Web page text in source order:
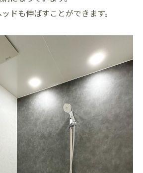
伸ばすことができます。